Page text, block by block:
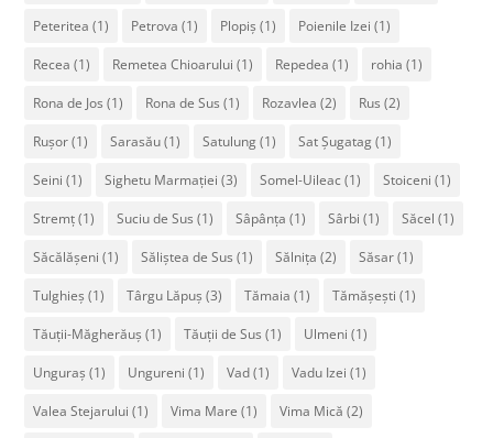
Peteritea (1) Petrova (1) Plopiș (1) Poienile Izei (1)
Recea (1) Remetea Chioarului (1) Repedea (1) rohia (1)
Rona de Jos (1) Rona de Sus (1) Rozavlea (2) Rus (2)
Rușor(1) Sarasău(1) Satulung(1) Sat Șugatag(1)
Seini (1) Sighetu Marmației (3) Somel-Uileac(1) Stoiceni (1)
Stremț(1) Suciu de Sus (1) Sâpânța (1) Sârbi (1) Săcel (1)
Săcălășeni (1) Săliștea de Sus (1) Sălnița (2) Săsar(1)
Tulghieș (1) Târgu Lăpuș (3) Tămaia (1) Tămășești (1)
Tăuții-Măgherăuș (1) Tăuții de Sus (1) Ulmeni (1)
Unguraș (1) Ungureni (1) Vad(1) Vadu Izei (1)
Valea Stejarului (1) Vima Mare (1) Vima Mică (2)